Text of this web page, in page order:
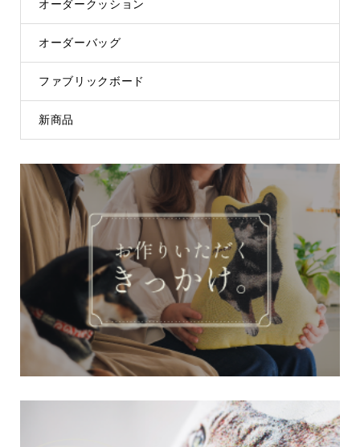
オーダークッション
オーダーバッグ
ファブリックボード
新商品